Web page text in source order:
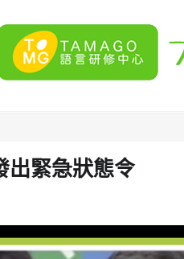
出緊急狀態令